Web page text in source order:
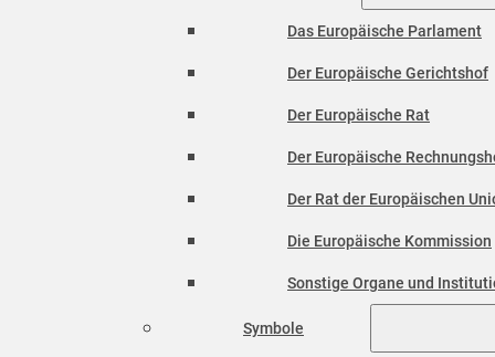
Das Europäische Parlament
Der Europäische Gerichtshof
Der Europäische Rat
Der Europäische
Der Rat der Europäischen
Die Europäische Kommission
Sonstige Organe und
Symbole